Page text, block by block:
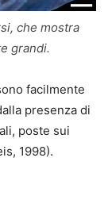
che mostra
grandi.
facilmente
presenza di
poste sui
1998).